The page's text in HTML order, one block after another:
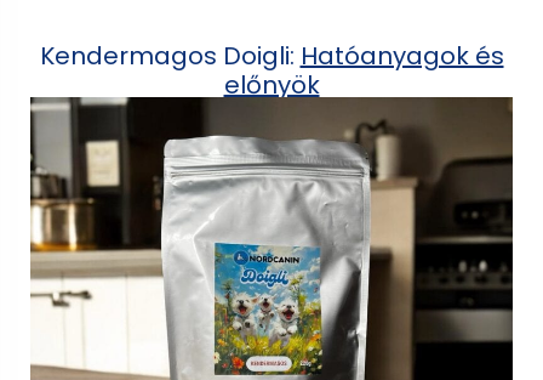
Kendermagos Doigli: Hatóanyagok és
előnyök